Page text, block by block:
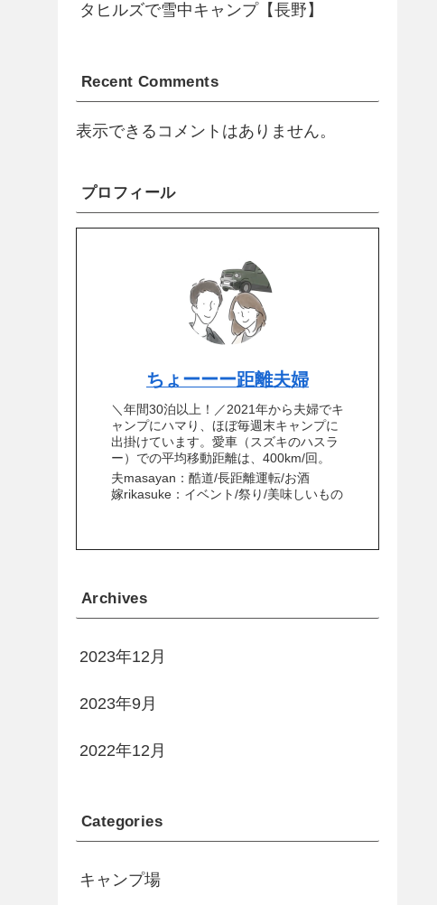
タヒルズで雪中キャンプ【長野】
Recent Comments
表示できるコメントはありません。
プロフィール
ちょーーー距離夫婦
＼年間30泊以上！／2021年から夫婦でキ
ャンプにハマり、ほぼ毎週末キャンプに
出掛けています。愛車（スズキのハスラ
ー）での平均移動距離は、400km/回。
夫masayan：酷道/長距離運転/お酒
嫁rikasuke：イベント/祭り/美味しいもの
Archives
2023年12月
2023年9月
2022年12月
Categories
キャンプ場